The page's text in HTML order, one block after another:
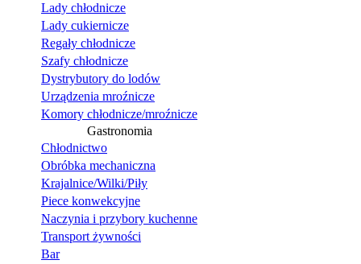
Lady chłodnicze
Lady cukiernicze
Regały chłodnicze
Szafy chłodnicze
Dystrybutory do lodów
Urządzenia mroźnicze
Komory chłodnicze/mroźnicze
Gastronomia
Chłodnictwo
Obróbka mechaniczna
Krajalnice/Wilki/Piły
Piece konwekcyjne
Naczynia i przybory kuchenne
Transport żywności
Bar